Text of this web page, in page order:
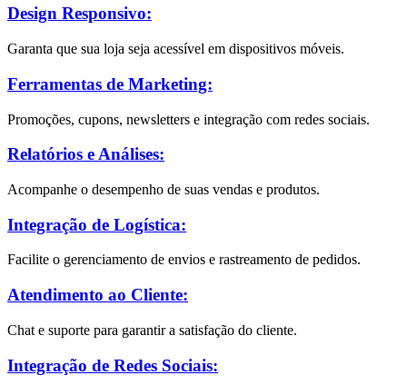
Design Responsivo:
Garanta que sua loja seja acessível em dispositivos móveis.
Ferramentas de Marketing:
Promoções, cupons, newsletters e integração com redes sociais.
Relatórios e Análises:
Acompanhe o desempenho de suas vendas e produtos.
Integração de Logística:
Facilite o gerenciamento de envios e rastreamento de pedidos.
Atendimento ao Cliente:
Chat e suporte para garantir a satisfação do cliente.
Integração de Redes Sociais: